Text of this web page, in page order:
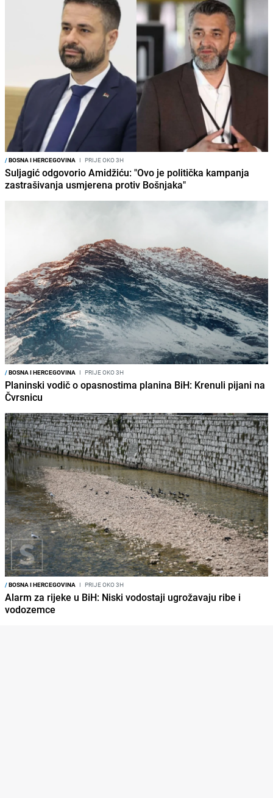
/BOSNA I HERCEGOVINA I PRIJE OKO 3H
Suljagić odgovorio Amidžiću: "Ovo je politička kampanja
zastrašivanja usmjerena protiv Bošnjaka"
/BOSNA I HERCEGOVINA I PRIJE OKO 3H
Planinski vodič o opasnostima planina BiH: Krenuli pijani na
Čvrsnicu
/BOSNA I HERCEGOVINA I PRIJE OKO 3H
Alarm za rijeke u BiH: Niski vodostaji ugrožavaju ribe i
vodozemce